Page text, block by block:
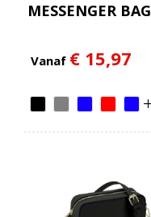
MESSENGER BAG
Vanaf € 15,97